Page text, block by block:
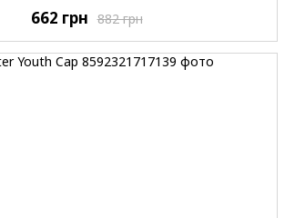
882 грн
662 грн